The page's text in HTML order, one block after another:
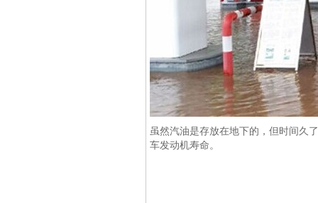
虽然汽油是存放在地下的，但时间久
车发动机寿命。